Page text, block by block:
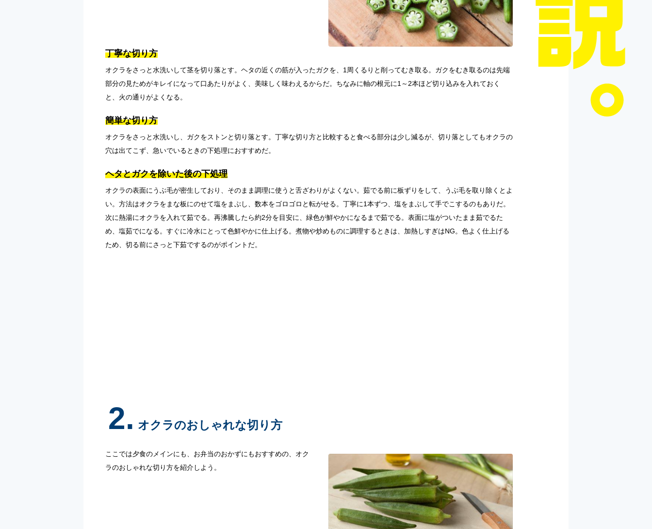
丁寧な切り方
オクラをさっと水洗いして茎を切り落とす。ヘタの近くの筋が入ったガクを、1周くるりと削ってむき取る。ガクをむき取るのは先端
部分の見ためがキレイになって口あたりがよく、美味しく味わえるからだ。ちなみに軸の根元に1～2本ほど切り込みを入れておく
と、火の通りがよくなる。
簡単な切り方
オクラをさっと水洗いし、ガクをストンと切り落とす。丁寧な切り方と比較すると食べる部分は少し減るが、切り落としてもオクラの
穴は出てこず、急いでいるときの下処理におすすめだ。
ヘタとガクを除いた後の下処理
オクラの表面にうぶ毛が密生しており、そのまま調理に使うと舌ざわりがよくない。茹でる前に板ずりをして、うぶ毛を取り除くとよ
い。方法はオクラをまな板にのせて塩をまぶし、数本をゴロゴロと転がせる。丁寧に1本ずつ、塩をまぶして手でこするのもありだ。
次に熱湯にオクラを入れて茹でる。再沸騰したら約2分を目安に、緑色が鮮やかになるまで茹でる。表面に塩がついたまま茹でるた
め、塩茹でになる。すぐに冷水にとって色鮮やかに仕上げる。煮物や炒めものに調理するときは、加熱しすぎはNG。色よく仕上げる
ため、切る前にさっと下茹でするのがポイントだ。
2. オクラのおしゃれな切り方
ここでは夕食のメインにも、お弁当のおかずにもおすすめの、オク
ラのおしゃれな切り方を紹介しよう。